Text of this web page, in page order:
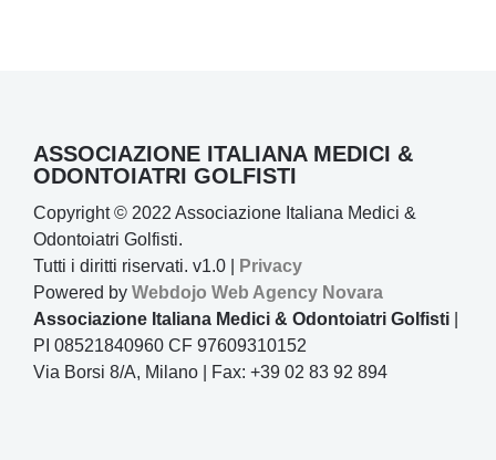
ASSOCIAZIONE ITALIANA MEDICI &
ODONTOIATRI GOLFISTI
Copyright © 2022 Associazione Italiana Medici &
Odontoiatri Golfisti.
Tutti i diritti riservati. v1.0 |
Privacy
Powered by Webdojo Web Agency Novara
Associazione Italiana Medici & Odontoiatri Golfisti
PI 08521840960 CF 97609310152
Via Borsi 8/A, Milano | Fax: +39 02 83 92 894